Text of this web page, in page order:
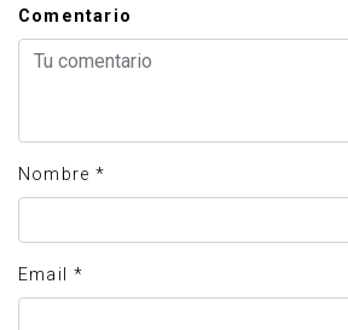
Comentario
Nombre *
Email *